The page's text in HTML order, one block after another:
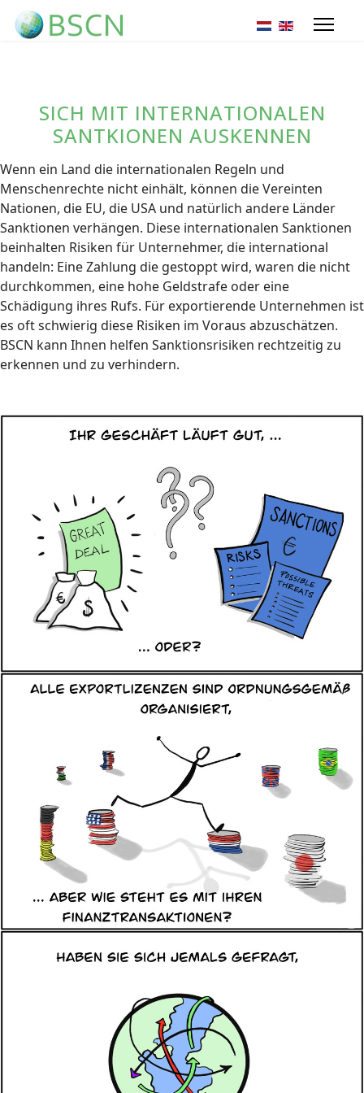
Sprache
SICH MIT INTERNATIONALEN
SANTKIONEN AUSKENNEN
Wenn ein Land die internationalen Regeln und
Menschenrechte nicht einhält, können die Vereinten
Nationen, die EU, die USA und natürlich andere Länder
Sanktionen verhängen. Diese internationalen Sanktionen
beinhalten Risiken für Unternehmer, die international
handeln: Eine Zahlung die gestoppt wird, waren die nicht
durchkommen, eine hohe Geldstrafe oder eine
Schädigung ihres Rufs. Für exportierende Unternehmen ist
es oft schwierig diese Risiken im Voraus abzuschätzen.
BSCN kann Ihnen helfen Sanktionsrisiken rechtzeitig zu
erkennen und zu verhindern.